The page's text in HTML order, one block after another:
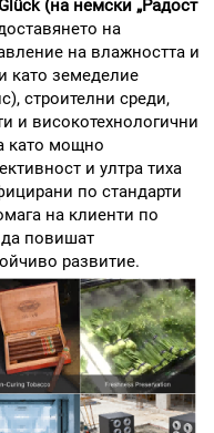
(на немски „Радост
на
на влажността и
като земеделие
строителни среди,
и високотехнологични
като мощно
и ултра тиха
по стандарти
на клиенти по
да повишат
развитие.